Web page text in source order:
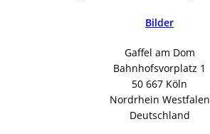
Bilder
Gaffel am Dom
Bahnhofsvorplatz 1
50 667 Köln
Nordrhein Westfalen
Deutschland